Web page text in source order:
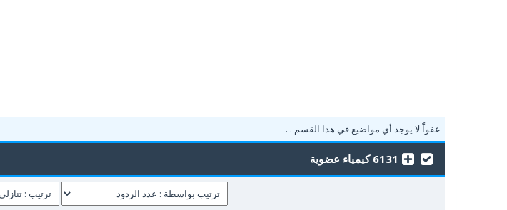
عفواًً لا يوجد أي مواضيع في هذا القسم . .
6131 كيمياء عضوية